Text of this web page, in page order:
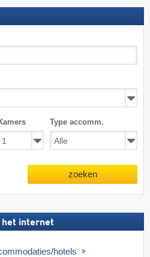
Type accomm.
zoeken
het internet
hotels